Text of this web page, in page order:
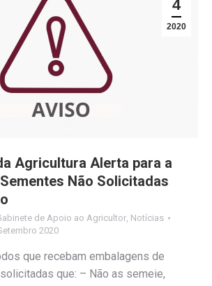
4
2020
Agricultura Alerta para a
Não Solicitadas
de Apoio ao Agricultor Notícias
2020
que recebam embalagens de
que: – Não as semeie,